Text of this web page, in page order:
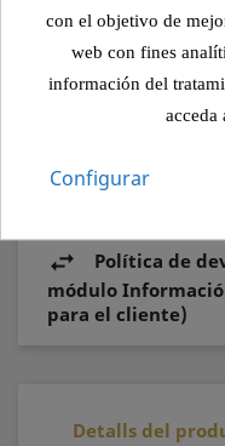
Política de
Información de
cliente)
Información de
cliente)
Política de
módulo
para el cliente)
Detalls del
con el objetivo de
web con fines
información del
acceda
Configurar